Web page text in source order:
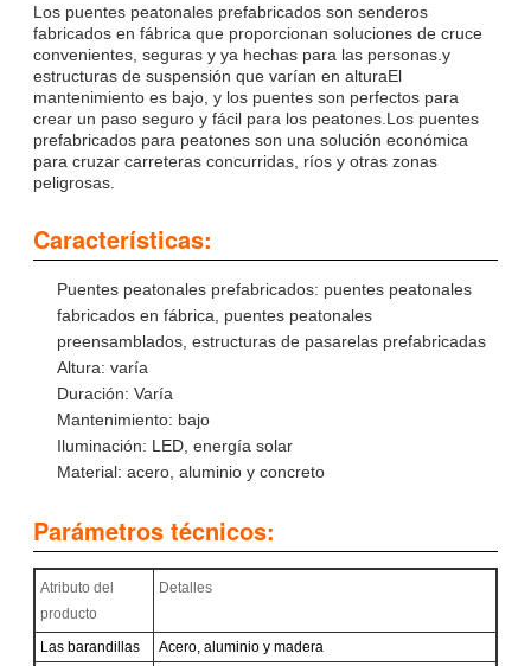
Los puentes peatonales prefabricados son senderos
fabricados en fábrica que proporcionan soluciones de cruce
convenientes, seguras y ya hechas para las personas.y
estructuras de suspensión que varían en alturaEl
mantenimiento es bajo, y los puentes son perfectos para
crear un paso seguro y fácil para los peatones.Los puentes
prefabricados para peatones son una solución económica
para cruzar carreteras concurridas, ríos y otras zonas
peligrosas.
Características:
Puentes peatonales prefabricados: puentes peatonales
fabricados en fábrica, puentes peatonales
preensamblados, estructuras de pasarelas prefabricadas
Altura: varía
Duración: Varía
Mantenimiento: bajo
Iluminación: LED, energía solar
Material: acero, aluminio y concreto
Parámetros técnicos:
Atributo del
producto
Detalles
Las barandillas
Acero, aluminio y madera